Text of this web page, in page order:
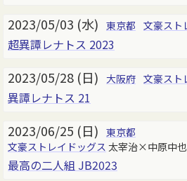
2023/05/03 (水) 東京都 文豪スト
超異譚レナトス 2023
2023/05/28 (日) 大阪府 文豪スト
異譚レナトス 21
2023/06/25 (日) 東京都
文豪ストレイドッグス 太宰治×中原中也
最高の二人組 JB2023